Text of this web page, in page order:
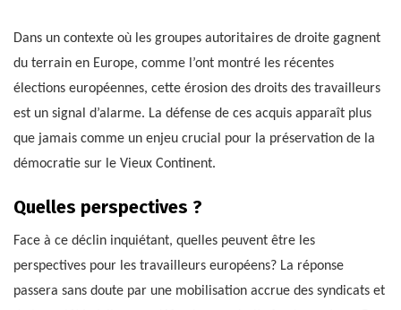
Dans un contexte où les groupes autoritaires de droite gagnent
du terrain en Europe, comme l’ont montré les récentes
élections européennes, cette érosion des droits des travailleurs
est un signal d’alarme. La défense de ces acquis apparaît plus
que jamais comme un enjeu crucial pour la préservation de la
démocratie sur le Vieux Continent.
Quelles perspectives ?
Face à ce déclin inquiétant, quelles peuvent être les
perspectives pour les travailleurs européens? La réponse
passera sans doute par une mobilisation accrue des syndicats et